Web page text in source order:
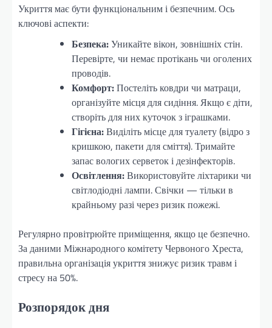
Укриття має бути функціональним і безпечним. Ось
ключові аспекти:
Безпека:Уникайте вікон, зовнішніх стін.
Перевірте, чи немає протікань чи оголених
проводів.
Комфорт:Постеліть ковдри чи матраци,
організуйте місця для сидіння. Якщо є діти,
створіть для них куточок з іграшками.
Гігієна:Виділіть місце для туалету (відро з
кришкою, пакети для сміття). Тримайте
запас вологих серветок і дезінфекторів.
Освітлення:Використовуйте ліхтарики чи
світлодіодні лампи. Свічки — тільки в
крайньому разі через ризик пожежі.
Регулярно провітрюйте приміщення, якщо це безпечно.
За даними Міжнародного комітету Червоного Хреста,
правильна організація укриття знижує ризик травм і
стресу на 50%.
Розпорядок дня